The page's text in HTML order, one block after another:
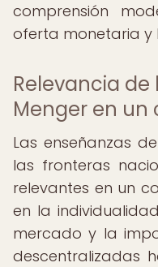
comprensión
oferta monetaria y
Relevancia de
Menger en un
Las enseñanzas
las fronteras
relevantes en un
en la
mercado y la
descentralizadas